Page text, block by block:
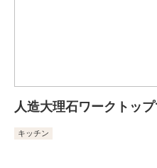
人造大理石ワークトッ
キッチン